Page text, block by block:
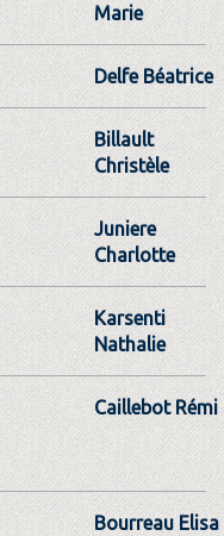
Marie
Delfe Béatrice
Billault
Christèle
Juniere
Charlotte
Karsenti
Nathalie
Caillebot Rémi
Bourreau Elisa